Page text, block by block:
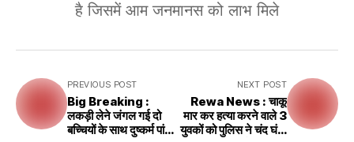
है जिसमें आम जनमानस को लाभ मिले
PREVIOUS POST
Big Breaking :
लकड़ी लेने जंगल गई दो
बच्चियों के साथ दुष्कर्म पांच
NEXT POST
Rewa News : चाकू
मार कर हत्या करने वाले 3
युवकों को पुलिस ने चंद घंटों